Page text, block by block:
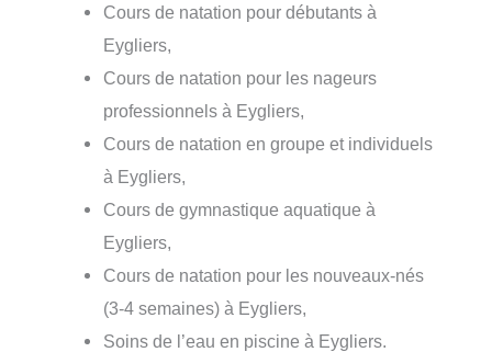
Cours de natation pour débutants à
Eygliers,
Cours de natation pour les nageurs
professionnels à Eygliers,
Cours de natation en groupe et individuels
à Eygliers,
Cours de gymnastique aquatique à
Eygliers,
Cours de natation pour les nouveaux-nés
(3-4 semaines) à Eygliers,
Soins de l’eau en piscine à Eygliers.